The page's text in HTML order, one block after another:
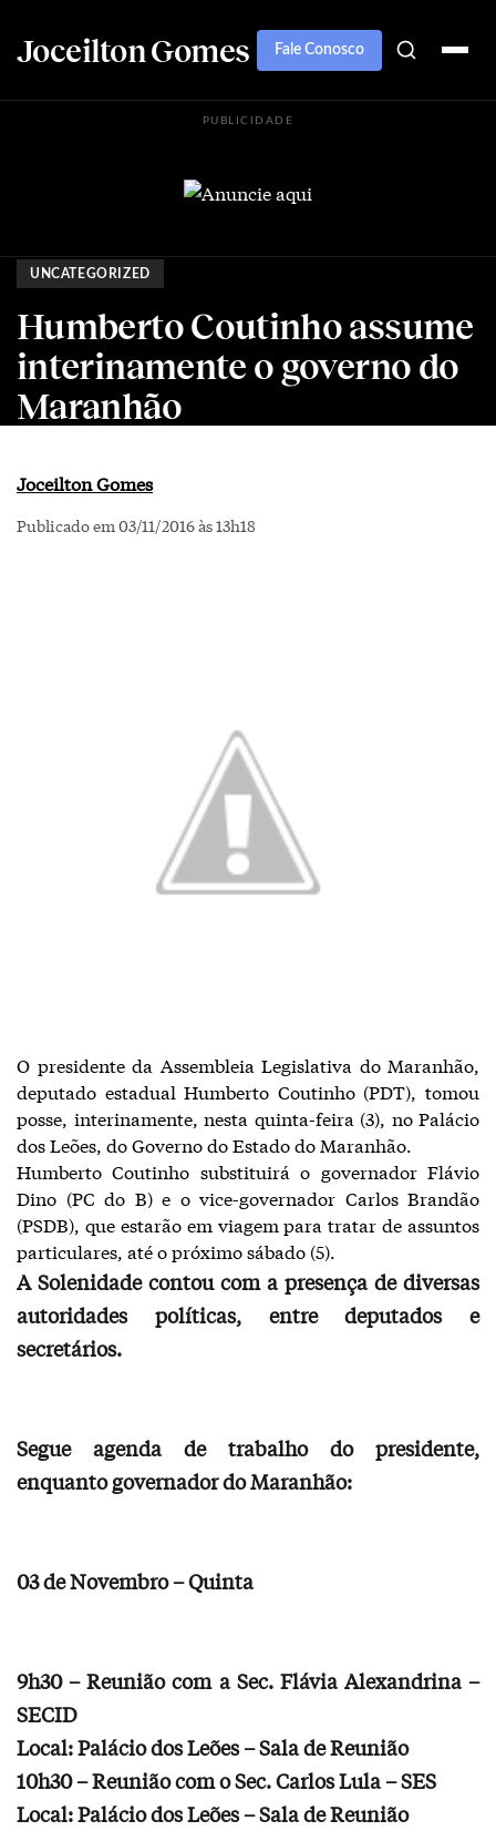
Joceilton Gomes Fale Conosco
PUBLICIDADE
UNCATEGORIZED
Humberto Coutinho assume
interinamente o governo do
Maranhão
Joceilton Gomes
Publicado em 03/11/2016 às 13h18
O presidente da Assembleia Legislativa do Maranhão,
deputado estadual Humberto Coutinho (PDT), tomou
posse, interinamente, nesta quinta-feira (3), no Palácio
dos Leões, do Governo do Estado do Maranhão.
Humberto Coutinho substituirá o governador Flávio
Dino (PC do B) e o vice-governador Carlos Brandão
(PSDB), que estarão em viagem para tratar de assuntos
particulares, até o próximo sábado (5).
A Solenidade contou com a presença de diversas
autoridades políticas, entre deputados e
secretários.
Segue agenda de trabalho do presidente,
enquanto governador do Maranhão:
03 de Novembro – Quinta
9h30 – Reunião com a Sec. Flávia Alexandrina –
SECID
Local: Palácio dos Leões – Sala de Reunião
10h30 – Reunião com o Sec. Carlos Lula – SES
Local: Palácio dos Leões – Sala de Reunião